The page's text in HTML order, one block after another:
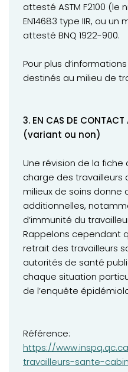
attesté ASTM F2100 (le
EN14683 type IIR, ou
attesté BNQ 1922-900.
Pour plus
destinés au milieu de
3. EN CAS DE
(variant ou non)
Une révision de la fiche
charge des travailleurs
milieux de soins donne
additionnelles,
d’immunité du
Rappelons cependant
retrait des travailleurs
autorités de santé
chaque situation
de l’enquête
Référence:
(opens in a new tab)
https://
travailleurs-sante-